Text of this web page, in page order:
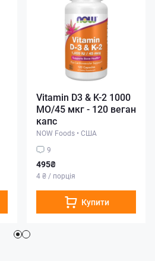
Vitamin D3 & K-2 1000
МО/45 мкг - 120 веган
капс
NOW Foods • США
9
495₴
4 ₴ / порція
Купити